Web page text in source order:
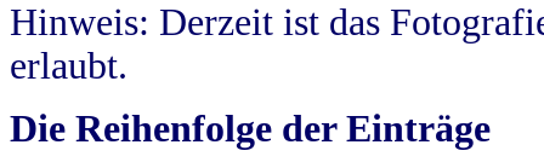
Hinweis: Derzeit ist das
erlaubt.
Die Reihenfolge der Einträge